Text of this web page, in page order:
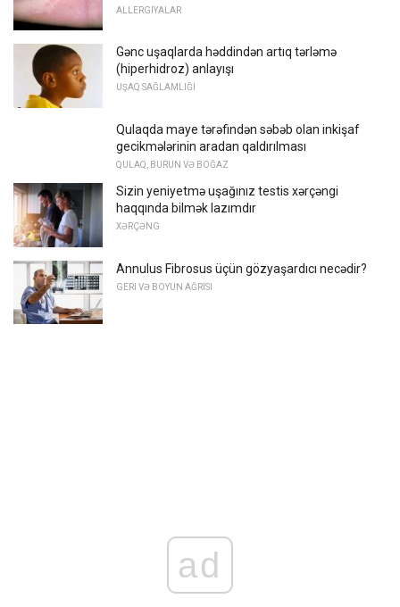
ALLERGIYALAR
Gənc uşaqlarda həddindən artıq tərləmə
(hiperhidroz) anlayışı
UŞAQ SAĞLAMLIĞI
Qulaqda maye tərəfindən səbəb olan inkişaf
gecikmələrinin aradan qaldırılması
QULAQ, BURUN VƏ BOĞAZ
Sizin yeniyetmə uşağınız testis xərçəngi
haqqında bilmək lazımdır
XƏRÇƏNG
Annulus Fibrosus üçün gözyaşardıcı necədir?
GERI VƏ BOYUN AĞRISI
ad